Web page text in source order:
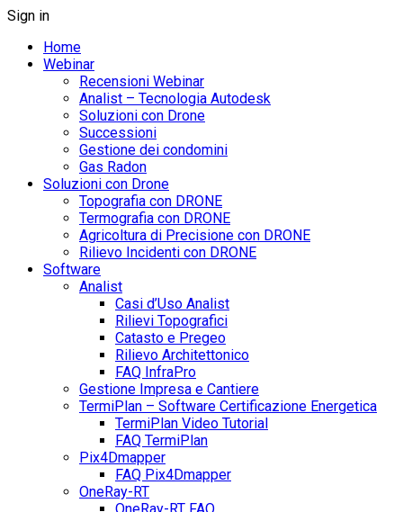
Sign in
Home
Webinar
Recensioni Webinar
Analist – Tecnologia Autodesk
Soluzioni con Drone
Successioni
Gestione dei condomini
Gas Radon
Soluzioni con Drone
Topografia con DRONE
Termografia con DRONE
Agricoltura di Precisione con DRONE
Rilievo Incidenti con DRONE
Software
Analist
Casi d’Uso Analist
Rilievi Topografici
Catasto e Pregeo
Rilievo Architettonico
FAQ InfraPro
Gestione Impresa e Cantiere
TermiPlan – Software Certificazione Energetica
TermiPlan Video Tutorial
FAQ TermiPlan
Pix4Dmapper
FAQ Pix4Dmapper
OneRay-RT